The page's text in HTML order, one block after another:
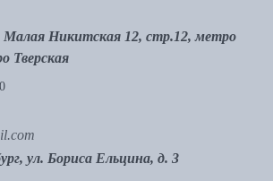
Малая Никитская 12, стр.12, метро
Тверская
ул. Бориса Ельцина, д. 3